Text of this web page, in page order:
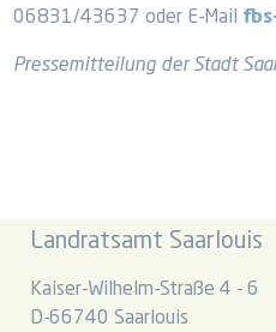
06831/43637 oder E-Mail
Pressemitteilung der Stadt
Landratsamt Saarlouis
Kaiser-Wilhelm-Straße 4 - 6
D-66740 Saarlouis